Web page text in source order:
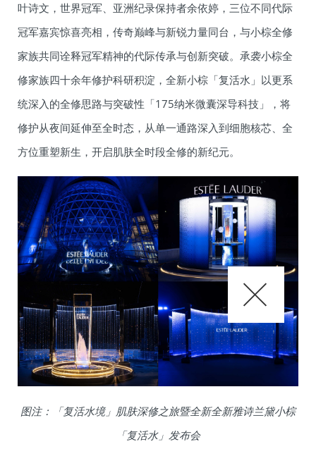
叶诗文，世界冠军、亚洲纪录保持者余依婷，三位不同代际
冠军嘉宾惊喜亮相，传奇巅峰与新锐力量同台，与小棕全修
家族共同诠释冠军精神的代际传承与创新突破。承袭小棕全
修家族四十余年修护科研积淀，全新小棕「复活水」以更系
统深入的全修思路与突破性「175纳米微囊深导科技」，将
修护从夜间延伸至全时态，从单一通路深入到细胞核芯、全
方位重塑新生，开启肌肤全时段全修的新纪元。
图注：「复活水境」肌肤深修之旅暨全新全新雅诗兰黛小棕
「复活水」发布会